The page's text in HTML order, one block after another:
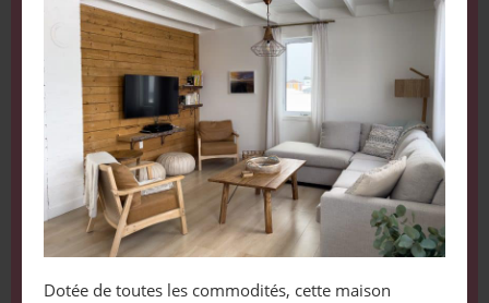
Dotée de toutes les commodités, cette maison